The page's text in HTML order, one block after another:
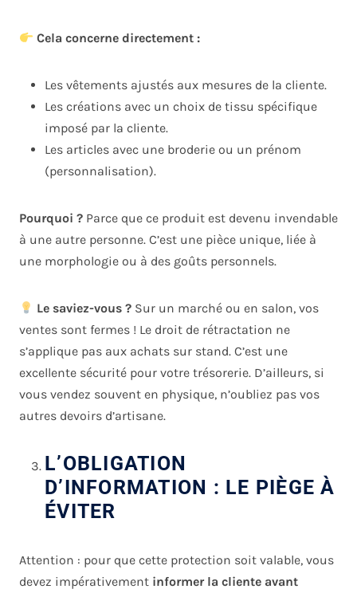
Cela concerne directement :
Les vêtements ajustés aux mesures de la cliente.
Les créations avec un choix de tissu spécifique
imposé par la cliente.
Les articles avec une broderie ou un prénom
(personnalisation).
Pourquoi ? Parce que ce produit est devenu invendable
à une autre personne. C’est une pièce unique, liée à
une morphologie ou à des goûts personnels.
Le saviez-vous ? Sur un marché ou en salon, vos
ventes sont fermes ! Le droit de rétractation ne
s’applique pas aux achats sur stand. C’est une
excellente sécurité pour votre trésorerie. D’ailleurs, si
vous vendez souvent en physique, n’oubliez pas vos
autres devoirs d’artisane.
L’OBLIGATION
D’INFORMATION : LE PIÈGE À
ÉVITER
Attention : pour que cette protection soit valable, vous
devez impérativement informer la cliente avant